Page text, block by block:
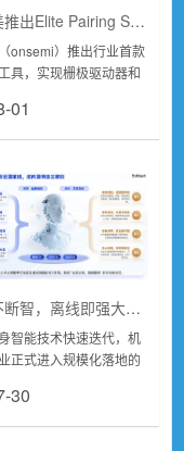
安森美推出Elite Pairing Studio智能配对工具
onsemi）推出行业首款
具，实现栅极驱动器和
智能配对工具
我们的Elite...
01
断网不断智，离线即强大：鱼亮科技全链路边缘语音赋能具身智能
智能技术快速迭代，机
正式进入规模化落地的
、与人交互、执行指令
耳朵”与交互入口，直
30